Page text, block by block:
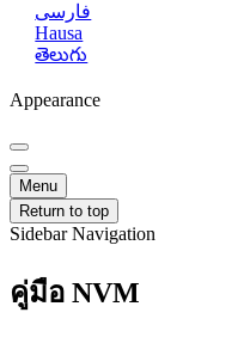
فارسی
Hausa
తెలుగు
Appearance
Menu
Return to top
Sidebar Navigation
คู่มือ NVM